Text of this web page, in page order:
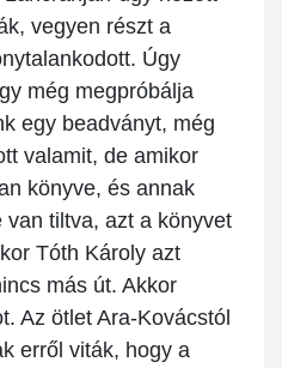
vegyen részt a
Úgy
még megpróbálja
egy beadványt, még
valamit, de amikor
könyve, és annak
tiltva, azt a könyvet
Tóth Károly azt
más út. Akkor
Az ötlet Ara-Kovácstól
erről viták, hogy a